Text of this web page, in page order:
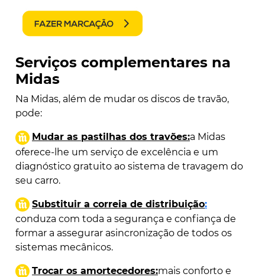
Serviços complementares na
Midas
Na Midas, além de mudar os discos de travão,
pode:
Mudar as pastilhas dos travões:a Midas
oferece-lhe um serviço de excelência e um
diagnóstico gratuito ao sistema de travagem do
seu carro.
Substituir a correia de distribuição:
conduza com toda a segurança e confiança de
formar a assegurar asincronização de todos os
sistemas mecânicos.
Trocar os amortecedores:mais conforto e